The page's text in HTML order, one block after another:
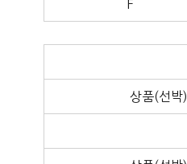
F
상품(선박)